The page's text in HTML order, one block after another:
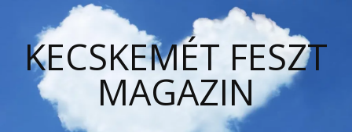
KECSKEMÉT FESZT
MAGAZIN